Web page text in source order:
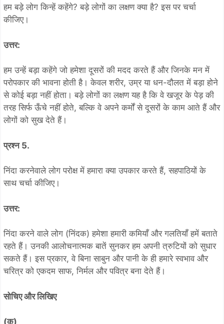
हम बड़े लोग किन्हें कहेंगे? बड़े लोगों का लक्षण क्या है? इस पर चर्चा
कीजिए।
उत्तर:
हम उन्हें बड़ा कहेंगे जो हमेशा दूसरों की मदद करते हैं और जिनके मन में
परोपकार की भावना होती है। केवल शरीर, उम्र या धन-दौलत में बड़ा होने
से कोई बड़ा नहीं होता। बड़े लोगों का लक्षण यह है कि वे खजूर के पेड़ की
तरह सिर्फ ऊँचे नहीं होते, बल्कि वे अपने कर्मों से दूसरों के काम आते हैं और
लोगों को सुख देते हैं।
प्रश्न 5.
निंदा करनेवाले लोग परोक्ष में हमारा क्या उपकार करते हैं, सहपाठियों के
साथ चर्चा कीजिए।
उत्तर:
निंदा करने वाले लोग (निंदक) हमेशा हमारी कमियाँ और गलतियाँ हमें बताते
रहते हैं। उनकी आलोचनात्मक बातें सुनकर हम अपनी त्रुटियों को सुधार
सकते हैं। इस प्रकार, वे बिना साबुन और पानी के ही हमारे स्वभाव और
चरित्र को एकदम साफ, निर्मल और पवित्र बना देते हैं।
सोचिए और लिखिए
(क)